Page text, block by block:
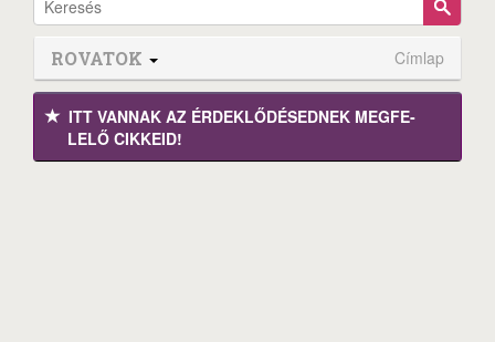
ROVATOK Címlap
ITT VANNAK AZ ÉRDEK­LŐDÉ­SEDNEK MEGFE­
LELŐ CIKKEID!